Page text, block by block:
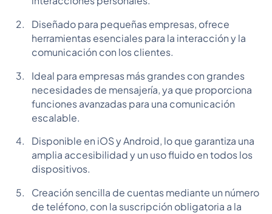
Diseñado para pequeñas empresas, ofrece
herramientas esenciales para la interacción y la
comunicación con los clientes.
Ideal para empresas más grandes con grandes
necesidades de mensajería, ya que proporciona
funciones avanzadas para una comunicación
escalable.
Disponible en iOS y Android, lo que garantiza una
amplia accesibilidad y un uso fluido en todos los
dispositivos.
Creación sencilla de cuentas mediante un número
de teléfono, con la suscripción obligatoria a la